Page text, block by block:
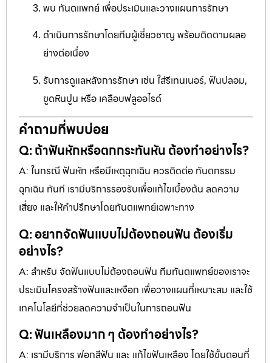
พบ ทันตแพทย์ เพื่อประเมินและวางแผนการรักษา
ดำเนินการรักษาโดยทีมผู้เชี่ยวชาญ พร้อมติดตามผลอ
ย่างต่อเนื่อง
รับการดูแลหลังการรักษา เช่น ใส่รีเทนเนอร์, ฟันปลอม,
ขูดหินปูน หรือ เคลือบฟลูออไรด์
คำถามที่พบบ่อย
Q: ถ้าฟันหักหรือตกกระทันหัน ต้องทำอย่างไร?
A: ในกรณี ฟันหัก หรือมีเหตุฉุกเฉิน ควรติดต่อ ทันตกรรม
ฉุกเฉิน ทันที เรามีบริการรองรับเพื่อแก้ไขเบื้องต้น ลดความ
เสี่ยง และให้คำปรึกษาโดยทันตแพทย์เฉพาะทาง
Q: อยากจัดฟันแบบไม่ต้องถอนฟัน ต้องเริ่ม
อย่างไร?
A: สำหรับ จัดฟันแบบไม่ต้องถอนฟัน ทีมทันตแพทย์ของเราจะ
ประเมินโครงสร้างฟันและเหงือก เพื่อวางแผนที่เหมาะสม และใช้
เทคโนโลยีที่ช่วยลดความจำเป็นในการถอนฟัน
Q: ฟันเหลืองมาก ๆ ต้องทำอย่างไร?
A: เรามีบริการ ฟอกสีฟัน และ แก้ไขฟันเหลือง โดยใช้ขั้นตอนที่